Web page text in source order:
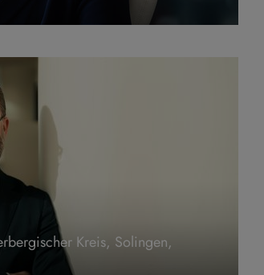
Kreis, Solingen,